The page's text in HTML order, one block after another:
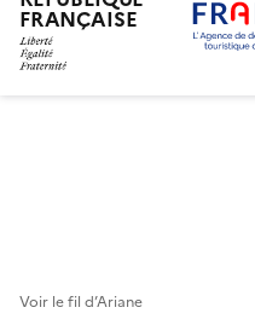
FRANÇAISE
Voir le fil d’Ariane